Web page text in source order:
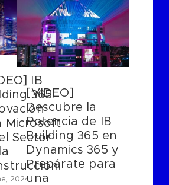
IB
365:
Microsoft
Sector
2024
[VIDEO]
Descubre la
Potencia de IB
Building 365 en
Dynamics 365 y
Prepárate para
una